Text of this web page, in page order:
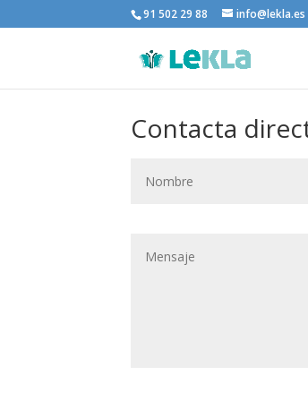
91 502 29 88 info@lekla.es
Contacta